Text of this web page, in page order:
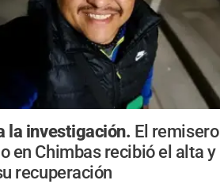
la investigación. El remisero
en Chimbas recibió el alta y
recuperación